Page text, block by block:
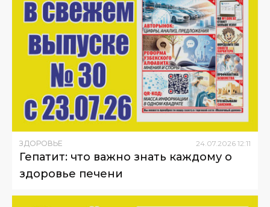
ЗДОРОВЬЕ 24.07.2026 12:11
Гепатит: что важно знать каждому о
здоровье печени